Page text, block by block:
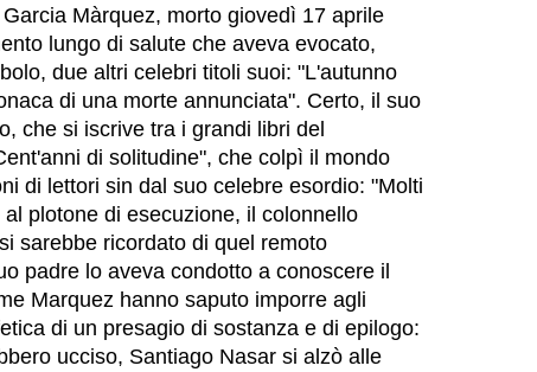
Màrquez, morto giovedì 17 aprile
lungo di salute che aveva evocato,
due altri celebri titoli suoi: "L'autunno
di una morte annunciata". Certo, il suo
che si iscrive tra i grandi libri del
di solitudine", che colpì il mondo
di lettori sin dal suo celebre esordio: "Molti
plotone di esecuzione, il colonnello
sarebbe ricordato di quel remoto
padre lo aveva condotto a conoscere il
Marquez hanno saputo imporre agli
di un presagio di sostanza e di epilogo:
ucciso, Santiago Nasar si alzò alle